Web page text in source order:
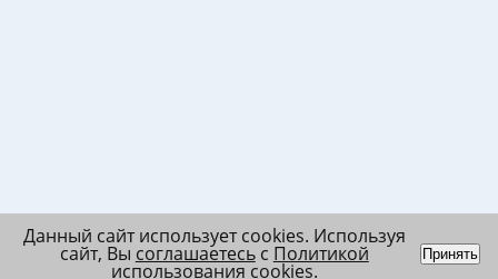
Данный сайт использует cookies. Используя
сайт, Вы соглашаетесьс Политикой
использования cookies.
Принять